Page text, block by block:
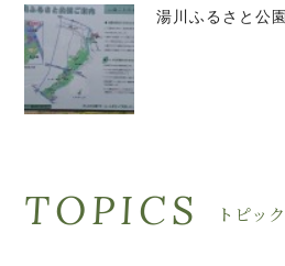
湯川ふるさと公園
TOPICS トピッ